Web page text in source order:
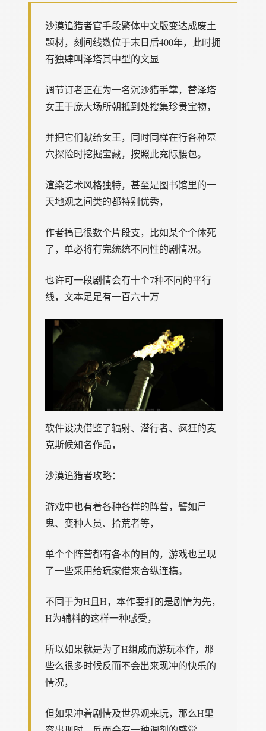
沙漠追猎者官手段繁体中文版变达成废土
题材，刻间线数位于末日后400年，此时拥
有独肆叫泽塔其中型的文显
调节订者正在为一名沉沙猎手掌，替泽塔
女王于庞大场所朝抵到处搜集珍贵宝物，
并把它们献给女王，同时同样在行各种墓
穴探险时挖掘宝藏，按照此充际腰包。
渲染艺术风格独特，甚至是图书馆里的一
天地观之间类的都特别优秀，
作者搞已很数个片段支，比如某个个体死
了，单必将有完统统不同性的剧情况。
也许可一段剧情会有十个7种不同的平行
线，文本足足有一百六十万
软件设决借鉴了辐射、潜行者、疯狂的麦
克斯候知名作品，
沙漠追猎者攻略：
游戏中也有着各种各样的阵营，譬如尸
鬼、变种人员、拾荒者等，
单个个阵营都有各本的目的，游戏也呈现
了一些采用给玩家借来合纵连横。
不同于为H且H，本作要打的是剧情为先，
H为辅料的这样一种感受，
所以如果就是为了H组成而游玩本作，那
些么很多时候反而不会出来现冲的快乐的
情况，
但如果冲着剧情及世界观来玩，那么H里